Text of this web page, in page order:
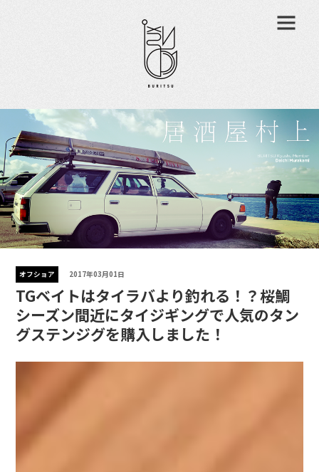
オフショア 2017年03月01日
TGベイトはタイラバより釣れる！？桜鯛
シーズン間近にタイジギングで人気のタン
グステンジグを購入しました！